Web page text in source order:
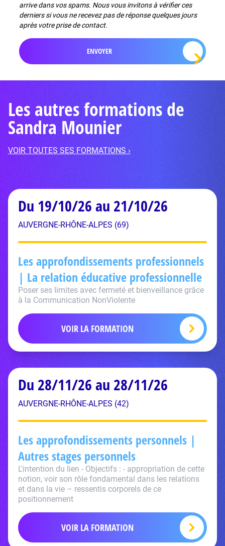
arrive dans vos spams. Nous vous invitons à vérifier ces
derniers si vous ne recevez pas de réponse quelques jours
après votre prise de contact.
Les autres formations de
Sandra Mounier
VOIR TOUTES SES FORMATIONS ›
Du 19/10/26 au 21/10/26
AUVERGNE-RHÔNE-ALPES (69)
Les approfondissements professionnels
| La relation éducative professionnelle
Poser ses limites avec fermeté et bienveillance grâce
à la Communication NonViolente
VOIR LA FORMATION
Du 28/11/26 au 28/11/26
AUVERGNE-RHÔNE-ALPES (42)
Les approfondissements personnels |
Autres stages personnels
L'intention du lien - Objectifs : - appropriation de cette
notion, voir son rôle fondamental dans les relations
et dans la vie – ressentis corporels de ce
positionnement
VOIR LA FORMATION